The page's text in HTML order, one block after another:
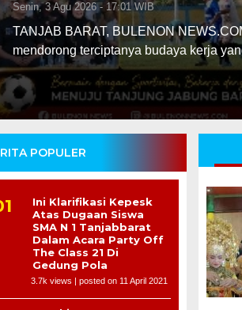
Senin, 3 Agu 2026 - 17:01 WIB
TANJAB BARAT, BULENON
mendorong terciptanya budaya kerja
POPULER
Ini Klarifikasi Kepesk
Atas Dugaan Siswa
SMA N 1 Tanjabbarat
Dalam Acara Party Off
The Class 21 Di
Gedung Pola
3.7k views | posted on 11 April 2021